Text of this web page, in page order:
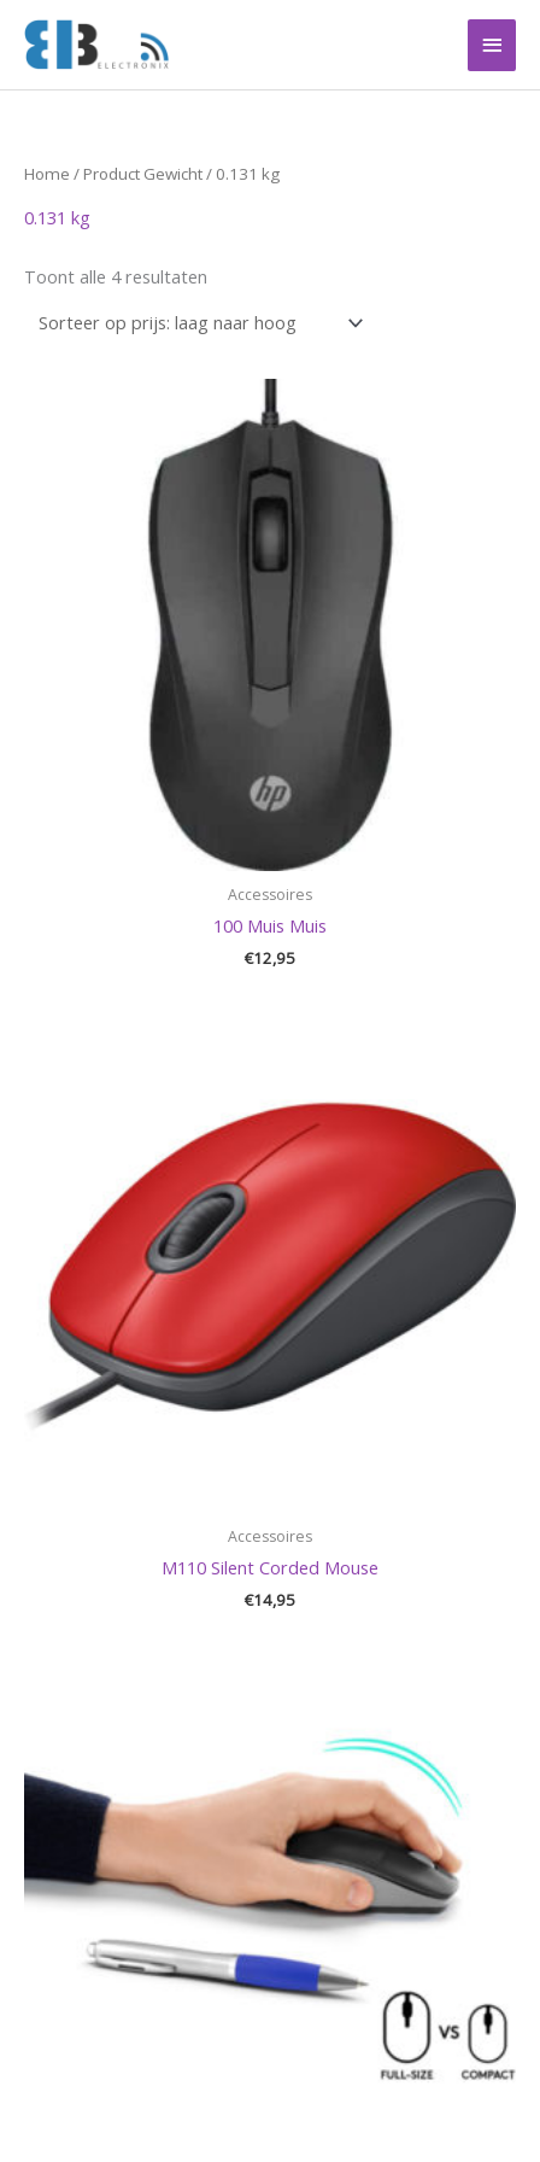
naar
inhoud
Home / Product Gewicht / 0.131 kg
0.131 kg
Toont alle 4 resultaten
Gesorteerd
op
Accessoires
100 Muis Muis
€12,95
Accessoires
M110 Silent Corded Mouse
€14,95